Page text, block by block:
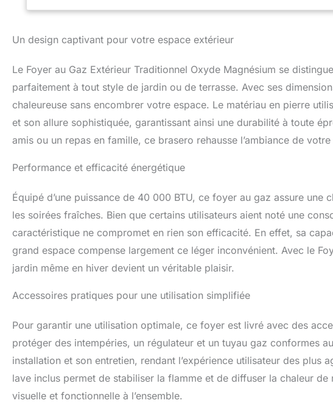
Un design captivant pour votre espace extérieur
Le Foyer au Gaz Extérieur Traditionnel Oxyde Magnésium se
parfaitement à tout style de jardin ou de terrasse. Avec ses
chaleureuse sans encombrer votre espace. Le matériau en pierre
et son allure sophistiquée, garantissant ainsi une durabilité à toute
amis ou un repas en famille, ce brasero rehausse l’ambiance de
Performance et efficacité énergétique
Équipé d’une puissance de 40 000 BTU, ce foyer au gaz assure
les soirées fraîches. Bien que certains utilisateurs aient noté une
caractéristique ne compromet en rien son efficacité. En effet, sa
grand espace compense largement ce léger inconvénient. Avec le
jardin même en hiver devient un véritable plaisir.
Accessoires pratiques pour une utilisation simplifiée
Pour garantir une utilisation optimale, ce foyer est livré avec des
protéger des intempéries, un régulateur et un tuyau gaz conformes
installation et son entretien, rendant l’expérience utilisateur des
lave inclus permet de stabiliser la flamme et de diffuser la chaleur
visuelle et fonctionnelle à l’ensemble.